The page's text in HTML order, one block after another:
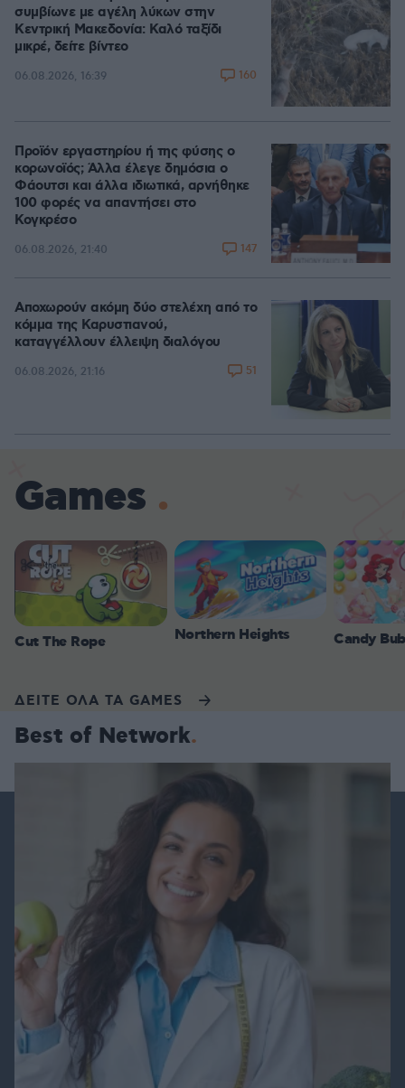
συμβίωνε με αγέλη λύκων στην
Κεντρική Μακεδονία: Καλό ταξίδι
μικρέ, δείτε βίντεο
06.08.2026, 16:39 160
Προϊόν εργαστηρίου ή της φύσης ο
κορωνοϊός; Άλλα έλεγε δημόσια ο
Φάουτσι και άλλα ιδιωτικά, αρνήθηκε
100 φορές να απαντήσει στο
Κογκρέσο
06.08.2026, 21:40 147
Αποχωρούν ακόμη δύο στελέχη από το
κόμμα της Καρυστιανού,
καταγγέλλουν έλλειψη διαλόγου
06.08.2026, 21:16 51
Games
Cut The Rope Northern Heights Candy
ΔΕΙΤΕ ΟΛΑ ΤΑ GAMES
Best of Network